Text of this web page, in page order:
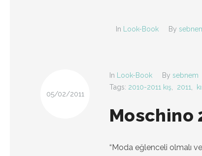
In Look-Book By
05/02/2011
In Look-Book By sebnem
Tags: 2010-2011 kış 2011
Moschino
“Moda eğlenceli olmalı